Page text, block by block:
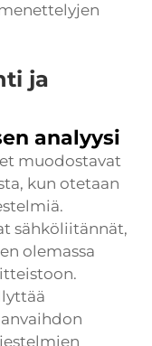
ja
analyysi
muodostavat
kun otetaan
sähköliitännät,
olemassa